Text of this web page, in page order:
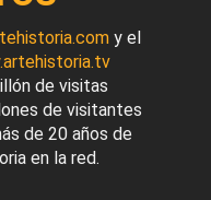
y el
de visitas
de visitantes
de 20 años de
en la red.